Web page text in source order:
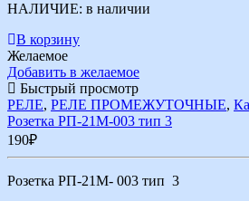
НАЛИЧИЕ: в наличии
В корзину
Желаемое
Добавить в желаемое
Быстрый просмотр
РЕЛЕ, РЕЛЕ ПРОМЕЖУТОЧНЫЕ,
Розетка РП-21М-003 тип 3
190₽
Розетка РП-21М- 003 тип 3